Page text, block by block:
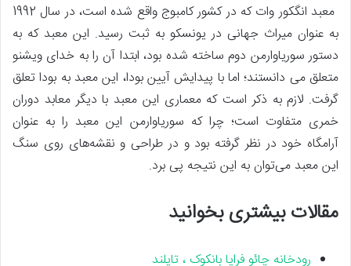
معبد انگکور وات که در کشور کامبوج واقع شده است، در سال 1992
به عنوان میراث جهانی در یونسکو به ثبت رسید. این معبد که به
دستور سوریاوارمن دوم ساخته شده بود، ابتدا آن را به خدای ویشنو
متعلق می دانستند؛ اما با پیدایش آیین بودا، این معبد به بودا تعلق
گرفت. لازم به ذکر است که معماری این معبد با دیگر معابد دوران
خمری متفاوت است؛ چرا که سوریاوارمن این معبد را به عنوان
آرامگاه خود در نظر گرفته بود و در طراحی و نقشه‌های روی سنگ
این معبد می‌توان به این نتیجه پی برد.
مقالات بیشتری بخوانید
رودخانه چائو فرایا بانکوک ، تایلند